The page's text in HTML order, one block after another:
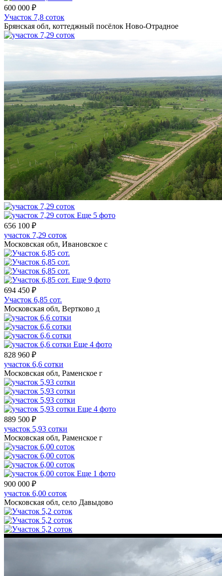
600 000 ₽
Участок 7,8 соток
Брянская обл, коттеджный посёлок Ново-Отрадное
Еще 5 фото
656 100 ₽
участок 7,29 соток
Московская обл, Ивановское с
Еще 9 фото
694 450 ₽
Участок 6,85 сот.
Московская обл, Вертково д
Еще 4 фото
828 960 ₽
участок 6,6 сотки
Московская обл, Раменское г
Еще 4 фото
889 500 ₽
участок 5,93 сотки
Московская обл, Раменское г
Еще 1 фото
900 000 ₽
участок 6,00 соток
Московская обл, село Давыдово